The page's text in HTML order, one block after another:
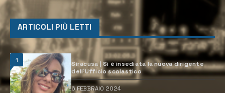
ARTICOLI PIÙ LETTI
1
Siracusa | Si è insediata la nuova dirigente
dell’Ufficio scolastico
6 FEBBRAIO 2024